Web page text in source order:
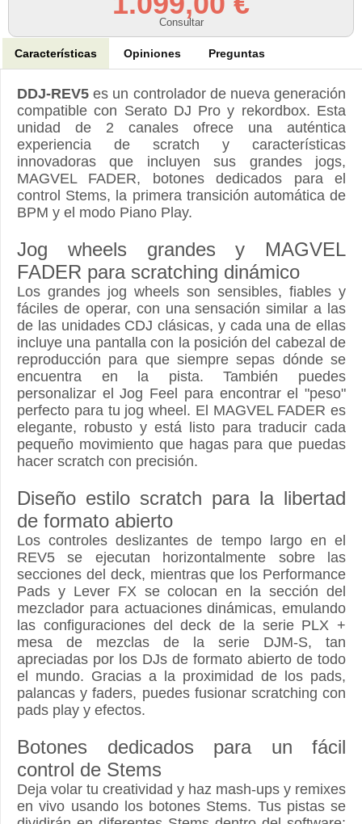
Consultar
Características Opiniones Preguntas
DDJ-REV5es un controlador de nueva generación
compatible con Serato DJ Pro y rekordbox. Esta
unidad de 2 canales ofrece una auténtica
experiencia de scratch y características
innovadoras que incluyen sus grandes jogs,
MAGVEL FADER, botones dedicados para el
control Stems, la primera transición automática de
BPM y el modo Piano Play.
Jog wheels grandes y MAGVEL
FADER para scratching dinámico
Los grandes jog wheels son sensibles, fiables y
fáciles de operar, con una sensación similar a las
de las unidades CDJ clásicas, y cada una de ellas
incluye una pantalla con la posición del cabezal de
reproducción para que siempre sepas dónde se
encuentra en la pista. También puedes
personalizar el Jog Feel para encontrar el "peso"
perfecto para tu jog wheel. El MAGVEL FADER es
elegante, robusto y está listo para traducir cada
pequeño movimiento que hagas para que puedas
hacer scratch con precisión.
Diseño estilo scratch para la libertad
de formato abierto
Los controles deslizantes de tempo largo en el
REV5 se ejecutan horizontalmente sobre las
secciones del deck, mientras que los Performance
Pads y Lever FX se colocan en la sección del
mezclador para actuaciones dinámicas, emulando
las configuraciones del deck de la serie PLX +
mesa de mezclas de la serie DJM-S, tan
apreciadas por los DJs de formato abierto de todo
el mundo. Gracias a la proximidad de los pads,
palancas y faders, puedes fusionar scratching con
pads play y efectos.
Botones dedicados para un fácil
control de Stems
Deja volar tu creatividad y haz mash-ups y remixes
en vivo usando los botones Stems. Tus pistas se